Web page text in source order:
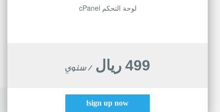
لوحة التحكم cPanel
499 ريال / سنوي
sign up now!